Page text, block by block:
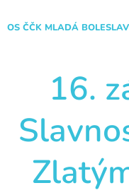
OS ČČK MLADÁ BOLESLAV
16.